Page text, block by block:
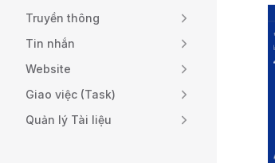
Truyền thông
Tin nhắn
Website
Giao việc (Task)
Quản lý Tài liệu